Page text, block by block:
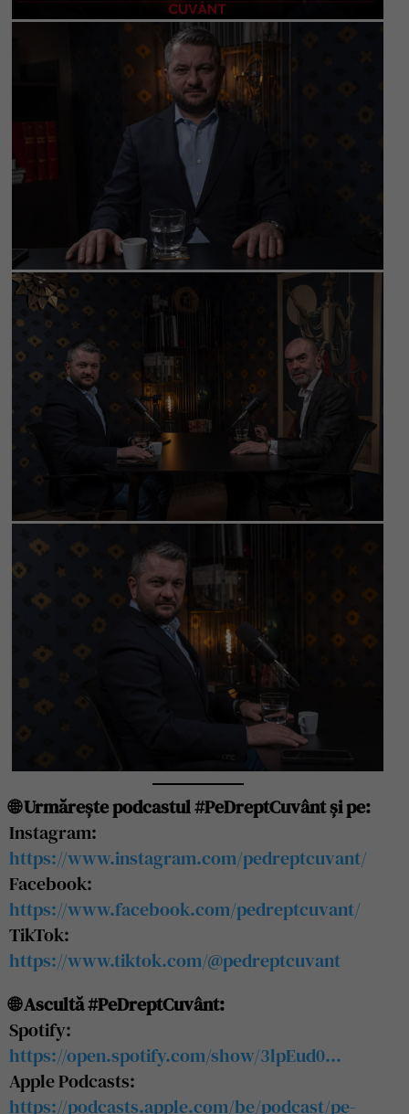
🌐 Urmărește podcastul #PeDreptCuvânt și pe:
Instagram:
https://www.instagram.com/pedreptcuvant/
Facebook:
https://www.facebook.com/pedreptcuvant/
TikTok:
https://www.tiktok.com/@pedreptcuvant
🌐 Ascultă #PeDreptCuvânt:
Spotify:
https://open.spotify.com/show/3lpEud0…
Apple Podcasts:
https://podcasts.apple.com/be/podcast/pe-